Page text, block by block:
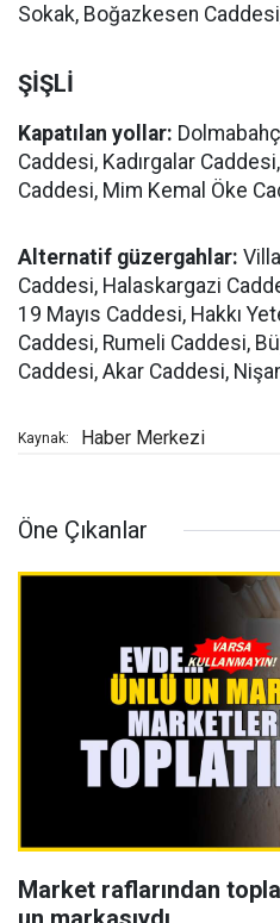
Sokak, Boğazkesen
ŞİŞLİ
Kapatılan yollar:
Caddesi, Kadırgalar
Caddesi, Mim Kemal Öke
Alternatif güzergahlar:
Caddesi, Halaskargazi
19 Mayıs Caddesi, Hakkı
Caddesi, Rumeli Caddesi,
Caddesi, Akar Caddesi,
Kaynak: Haber Merkezi
Öne Çıkanlar
Market raflarından